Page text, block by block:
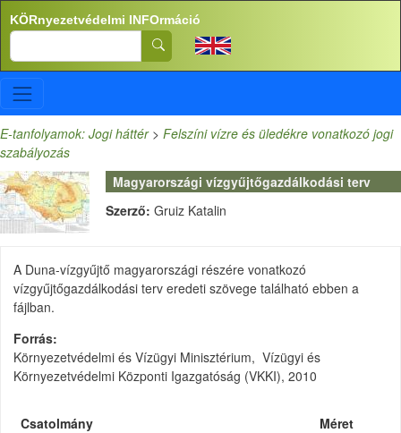
Ugrás a tartalomra
KÖRnyezetvédelmi INFOrmáció
Search
E-tanfolyamok: Jogi háttér> Felszíni vízre és üledékre vonatkozó jogi
szabályozás
Magyarországi vízgyűjtőgazdálkodási terv
Szerző: Gruiz Katalin
A Duna-vízgyűjtő magyarországi részére vonatkozó
vízgyűjtőgazdálkodási terv eredeti szövege található ebben a
fájlban.
Forrás
Környezetvédelmi és Vízügyi Minisztérium, Vízügyi és
Környezetvédelmi Központi Igazgatóság (VKKI), 2010
Csatolmány
Méret